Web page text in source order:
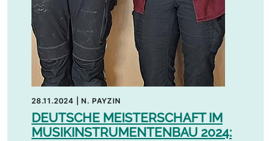
28.11.2024 |N. PAYZIN
DEUTSCHE MEISTERSCHAFT IM
MUSIKINSTRUMENTENBAU 2024: